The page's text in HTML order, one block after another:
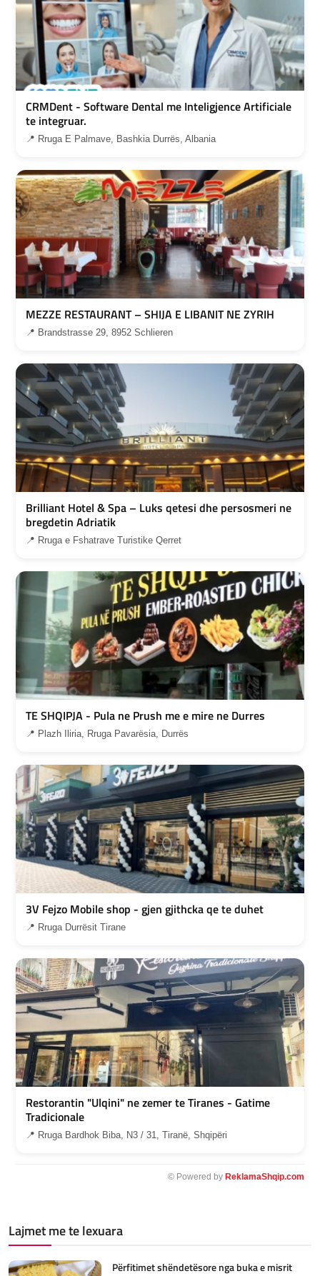
CRMDent - Software Dental me Inteligjence Artificiale
te integruar.
📍 Rruga E Palmave, Bashkia Durrës, Albania
MEZZE RESTAURANT – SHIJA E LIBANIT NE ZYRIH
📍 Brandstrasse 29, 8952 Schlieren
Brilliant Hotel & Spa – Luks qetesi dhe persosmeri ne
bregdetin Adriatik
📍 Rruga e Fshatrave Turistike Qerret
TE SHQIPJA - Pula ne Prush me e mire ne Durres
📍 Plazh Iliria, Rruga Pavarësia, Durrës
3V Fejzo Mobile shop - gjen gjithcka qe te duhet
📍 Rruga Durrësit Tirane
Restorantin "Ulqini" ne zemer te Tiranes - Gatime
Tradicionale
📍 Rruga Bardhok Biba, N3 / 31, Tiranë, Shqipëri
© Powered by ReklamaShqip.com
Lajmet me te lexuara
Përfitimet shëndetësore nga buka e misrit